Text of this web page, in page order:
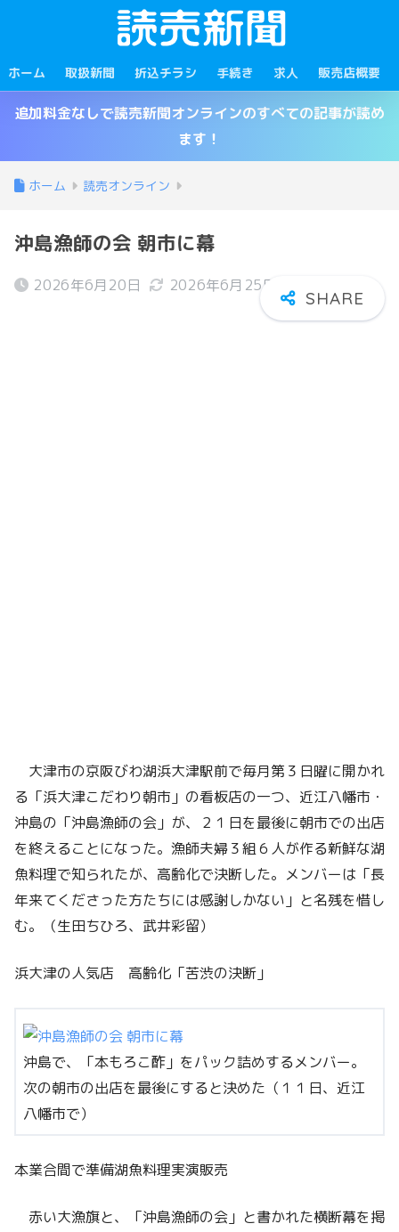
ホーム 取扱新聞 折込チラシ 手続き 求人 販売店概要
追加料金なしで読売新聞オンラインのすべての記事が読め
ます！
ホーム 読売オンライン
沖島漁師の会 朝市に幕
2026年6月20日 2026年6月25日
大津市の京阪びわ湖浜大津駅前で毎月第３日曜に開かれ
る「浜大津こだわり朝市」の看板店の一つ、近江八幡市・
沖島の「沖島漁師の会」が、２１日を最後に朝市での出店
を終えることになった。漁師夫婦３組６人が作る新鮮な湖
魚料理で知られたが、高齢化で決断した。メンバーは「長
年来てくださった方たちには感謝しかない」と名残を惜し
む。（生田ちひろ、武井彩留）
浜大津の人気店 高齢化「苦渋の決断」
沖島で、「本もろこ酢」をパック詰めするメンバー。
次の朝市の出店を最後にすると決めた（１１日、近江
八幡市で）
本業合間で準備湖魚料理実演販売
赤い大漁旗と、「沖島漁師の会」と書かれた横断幕を掲